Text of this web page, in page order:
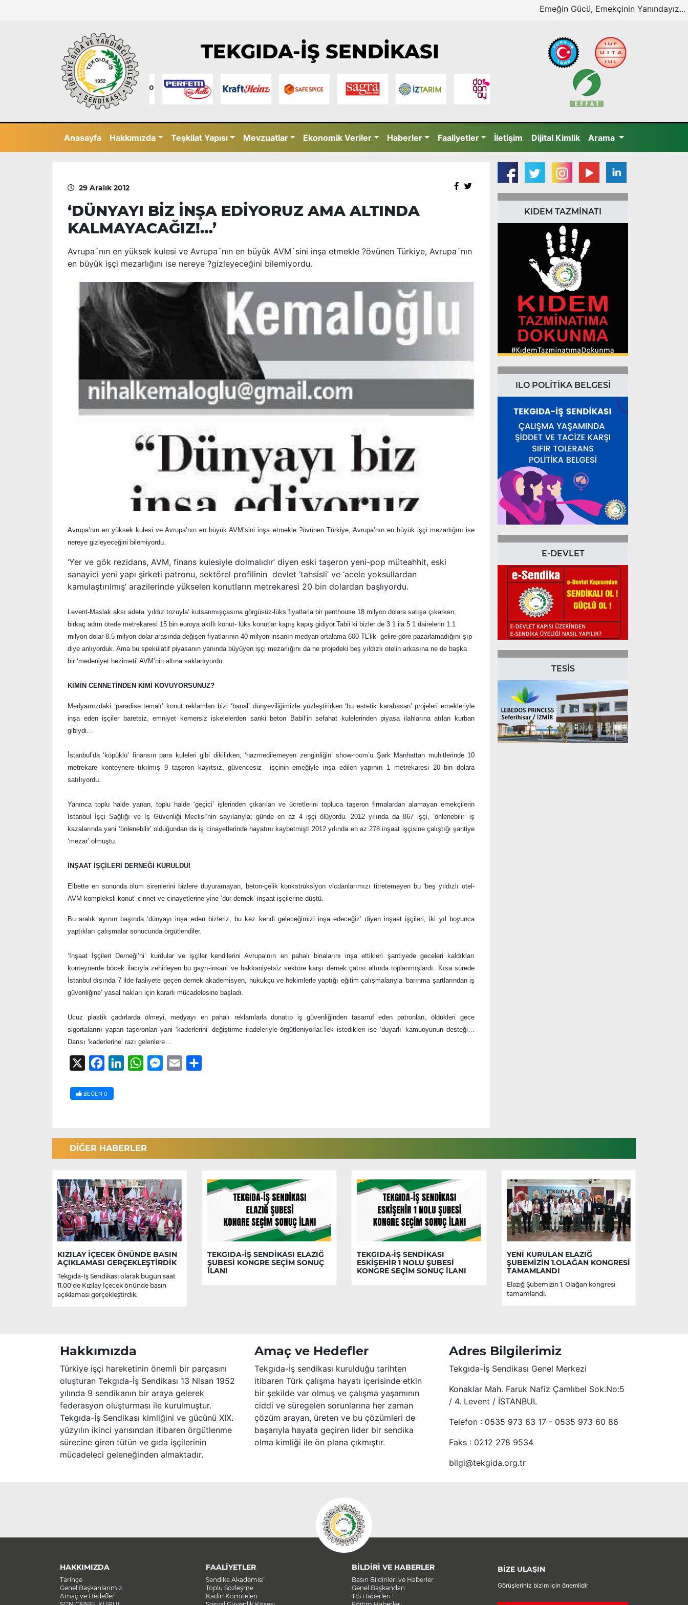
Emeğin Gücü, Emekçinin Yanındayız...
TEKGIDA-İŞ SENDİKASI
Anasayfa Hakkımızda Teşkilat Yapısı Mevzuatlar Ekonomik Veriler Haberler Faaliyetler İletişim Dijital Kimlik Arama
29 Aralık 2012
‘DÜNYAYI BİZ İNŞA EDİYORUZ AMA ALTINDA
KALMAYACAĞIZ!…’
Avrupa´nın en yüksek kulesi ve Avrupa´nın en büyük AVM´sini inşa etmekle ?övünen Türkiye, Avrupa´nın
en büyük işçi mezarlığını ise nereye ?gizleyeceğini bilemiyordu.
Avrupa’nın en yüksek kulesi ve Avrupa’nın en büyük AVM’sini inşa etmekle ?övünen Türkiye, Avrupa’nın en büyük işçi mezarlığını ise
nereye gizleyeceğini bilemiyordu.
‘Yer ve gök rezidans, AVM, finans kulesiyle dolmalıdır’ diyen eski taşeron yeni-pop müteahhit, eski
sanayici yeni yapı şirketi patronu, sektörel profilinin devlet ‘tahsisli’ ve ‘acele yoksullardan
kamulaştırılmış’ arazilerinde yükselen konutların metrekaresi 20 bin dolardan başlıyordu.
Levent-Maslak aksı adeta ‘yıldız tozuyla’ kutsanmışçasına görgüsüz-lüks fiyatlarla bir penthouse 18 milyon dolara satışa çıkarken,
birkaç adım ötede metrekaresi 15 bin euroya akıllı konut- lüks konutlar kapış kapış gidiyor.Tabii ki bizler de 3 1 ila 5 1 dairelerin 1.1
milyon dolar-8.5 milyon dolar arasında değişen fiyatlarının 40 milyon insanın medyan ortalama 600 TL’lik gelire göre pazarlamadığını şıp
diye anlıyorduk. Ama bu spekülatif piyasanın yanında büyüyen işçi mezarlığını da ne projedeki beş yıldızlı otelin arkasına ne de başka
bir ‘medeniyet hezimeti’ AVM’nin altına saklanıyordu.
KİMİN CENNETİNDEN KİMİ KOVUYORSUNUZ?
Medyamızdaki ‘paradise temalı’ konut reklamları bizi ‘banal’ dünyeviliğimizle yüzleştirirken ‘bu estetik karabasan’ projeleri emekleriyle
inşa eden işçiler baretsiz, emniyet kemersiz iskelelerden sanki beton Babil’in sefahat kulelerinden piyasa ilahlarına atılan kurban
gibiydi…
İstanbul’da ‘köpüklü’ finansın para kuleleri gibi dikilirken, ‘hazmedilemeyen zenginliğin’ show-room’u Şark Manhattan muhitlerinde 10
metrekare konteynere tıkılmış 9 taşeron kayıtsız, güvencesiz işçinin emeğiyle inşa edilen yapının 1 metrekaresi 20 bin dolara
satılıyordu.
Yanınca toplu halde yanan, toplu halde ‘geçici’ işlerinden çıkarılan ve ücretlerini topluca taşeron firmalardan alamayan emekçilerin
İstanbul İşçi Sağlığı ve İş Güvenliği Meclisi’nin sayılarıyla; günde en az 4 işçi ölüyordu. 2012 yılında da 867 işçi, ‘önlenebilir’ iş
kazalarında yani ‘önlenebilir’ olduğundan da iş cinayetlerinde hayatını kaybetmişti.2012 yılında en az 278 inşaat işçisine çalıştığı şantiye
‘mezar’ olmuştu.
İNŞAAT İŞÇİLERİ DERNEĞİ KURULDU!
Elbette en sonunda ölüm sirenlerini bizlere duyuramayan, beton-çelik konkstrüksiyon vicdanlarımızı titretemeyen bu ‘beş yıldızlı otel-
AVM kompleksli konut’ cinnet ve cinayetlerine yine ‘dur demek’ inşaat işçilerine düştü.
Bu aralık ayının başında ‘dünyayı inşa eden bizleriz, bu kez kendi geleceğimizi inşa edeceğiz’ diyen inşaat işçileri, iki yıl boyunca
yaptıkları çalışmalar sonucunda örgütlendiler.
‘İnşaat İşçileri Derneği’ni’ kurdular ve işçiler kendilerini Avrupa’nın en pahalı binalarını inşa ettikleri şantiyede geceleri kaldıkları
konteynerde böcek ilacıyla zehirleyen bu gayrı-insani ve hakkaniyetsiz sektöre karşı dernek çatısı altında toplanmışlardı. Kısa sürede
İstanbul dışında 7 ilde faaliyete geçen dernek akademisyen, hukukçu ve hekimlerle yaptığı eğitim çalışmalarıyla ‘barınma şartlarından iş
güvenliğine’ yasal hakları için kararlı mücadelesine başladı.
Ucuz plastik çadırlarda ölmeyi, medyayı en pahalı reklamlarla donatıp iş güvenliğinden tasarruf eden patronları, öldükleri gece
sigortalarını yapan taşeronları yani ‘kaderlerini’ değiştirme iradeleriyle örgütleniyorlar.Tek istedikleri ise ‘duyarlı’ kamuoyunun desteği…
Darısı ‘kaderlerine’ razı gelenlere…
FacebookLinkedInWhatsAppMessenger
Email
BEĞEN 0
KIDEM TAZMİNATI
ILO POLİTİKA BELGESİ
E-DEVLET
TESİS
DİĞER HABERLER
KIZILAY İÇECEK ÖNÜNDE BASIN
AÇIKLAMASI GERÇEKLEŞTİRDİK
Tekgıda-İş Sendikası olarak bugün saat
11.00’de Kızılay İçecek önünde basın
açıklaması gerçekleştirdik.
TEKGIDA-İŞ SENDİKASI ELAZIĞ
ŞUBESİ KONGRE SEÇİM SONUÇ
İLANI
TEKGIDA-İŞ SENDİKASI
ESKİŞEHİR 1 NOLU ŞUBESİ
KONGRE SEÇİM SONUÇ İLANI
YENİ KURULAN ELAZIĞ
ŞUBEMİZİN 1.OLAĞAN KONGRESİ
TAMAMLANDI
Elazığ Şubemizin 1. Olağan kongresi
tamamlandı.
Hakkımızda
Türkiye işçi hareketinin önemli bir parçasını
oluşturan Tekgıda-İş Sendikası 13 Nisan 1952
yılında 9 sendikanın bir araya gelerek
federasyon oluşturması ile kurulmuştur.
Tekgıda-İş Sendikası kimliğini ve gücünü XIX.
yüzyılın ikinci yarısından itibaren örgütlenme
sürecine giren tütün ve gıda işçilerinin
mücadeleci geleneğinden almaktadır.
Amaç ve Hedefler
Tekgıda-İş sendikası kurulduğu tarihten
itibaren Türk çalışma hayatı içerisinde etkin
bir şekilde var olmuş ve çalışma yaşamının
ciddi ve süregelen sorunlarına her zaman
çözüm arayan, üreten ve bu çözümleri de
başarıyla hayata geçiren lider bir sendika
olma kimliği ile ön plana çıkmıştır.
Adres Bilgilerimiz
Tekgıda-İş Sendikası Genel Merkezi
Konaklar Mah. Faruk Nafiz Çamlıbel Sok.No:5
/ 4. Levent / İSTANBUL
Telefon : 0535 973 63 17 - 0535 973 60 86
Faks : 0212 278 9534
bilgi@tekgida.org.tr
HAKKIMIZDA
Tarihçe
Genel Başkanlarımız
Amaç ve Hedefler
FAALİYETLER
Sendika Akademisi
Toplu Sözleşme
Kadın Komiteleri
BİLDİRİ VE HABERLER
Basın Bildirileri ve Haberler
Genel Başkandan
TİS Haberleri
BİZE ULAŞIN
Görüşleriniz bizim için önemlidir